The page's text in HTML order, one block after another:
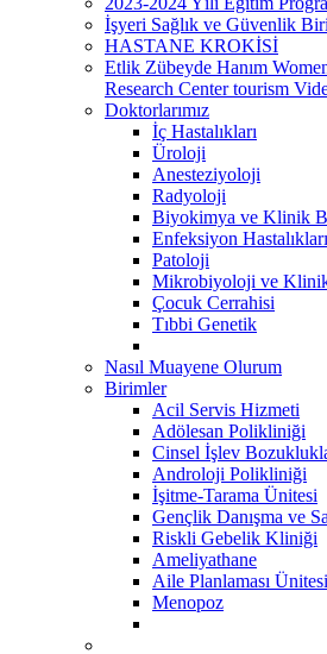
İşyeri Sağlık ve Güvenlik
HASTANE KROKİSİ
Etlik Zübeyde Hanım
Research Center tourism
Doktorlarımız
İç Hastalıkları
Üroloji
Anesteziyoloji
Radyoloji
Biyokimya ve Klinik
Enfeksiyon Hastalıkları
Patoloji
Mikrobiyoloji ve
Çocuk Cerrahisi
Tıbbi Genetik
Nasıl Muayene Olurum
Birimler
Acil Servis Hizmeti
Adölesan Polikliniği
Cinsel İşlev
Androloji Polikliniği
İşitme-Tarama Ünitesi
Gençlik Danışma ve
Riskli Gebelik Kliniği
Ameliyathane
Aile Planlaması Ünitesi
Menopoz